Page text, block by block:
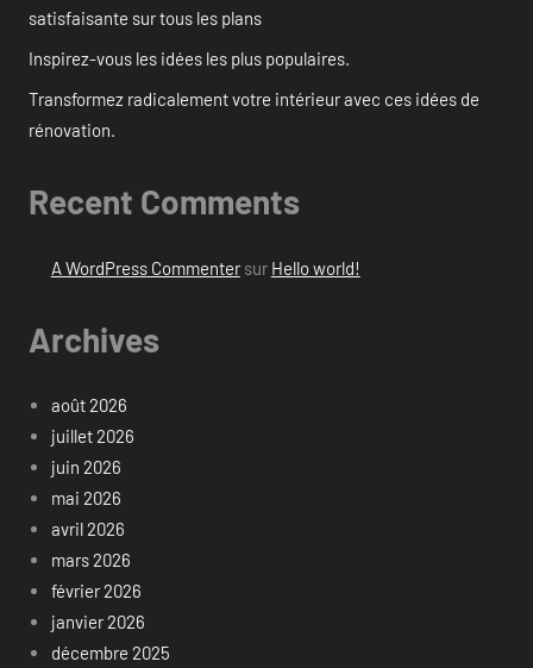
satisfaisante sur tous les plans
Inspirez-vous les idées les plus populaires.
Transformez radicalement votre intérieur avec ces idées de
rénovation.
Recent Comments
A WordPress Commentersur Hello world!
Archives
août 2026
juillet 2026
juin 2026
mai 2026
avril 2026
mars 2026
février 2026
janvier 2026
décembre 2025